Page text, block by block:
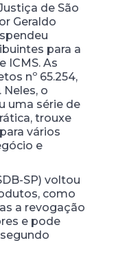
de São
Geraldo
para a
ICMS. As
nº 65.254,
Neles, o
uma série de
trouxe
vários
e
SP) voltou
como
a revogação
e pode